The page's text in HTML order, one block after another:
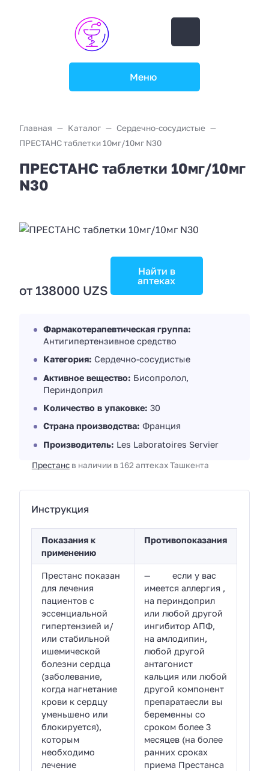
Меню
Главная Каталог
Сердечно-сосудистые
ПРЕСТАНС таблетки 10мг/10мг N30
ПРЕСТАНС таблетки 10мг/10мг
N30
от 138000 UZS
Найти в
аптеках
Фармакотерапевтическая группа:
Антигипертензивное средство
Категория: Сердечно-сосудистые
Активное вещество: Бисопролол,
Периндоприл
Количество в упаковке: 30
Страна производства: Франция
Производитель: Les Laboratoires Servier
Престансв наличии в 162 аптеках Ташкента
Инструкция
Показания к
применению
Противопоказания
Престанс показан
для лечения
пациентов с
эссенциальной
гипертензией и/
или стабильной
ишемической
болезни сердца
(заболевание,
когда нагнетание
крови к сердцу
уменьшено или
блокируется),
которым
необходимо
лечение
— если у вас
имеется аллергия ,
на периндоприл
или любой другой
ингибитор АПФ,
на амлодипин,
любой другой
антагонист
кальция или любой
другой компонент
препаратаесли вы
беременны со
сроком более 3
месяцев (на более
ранних сроках
приема Престанса